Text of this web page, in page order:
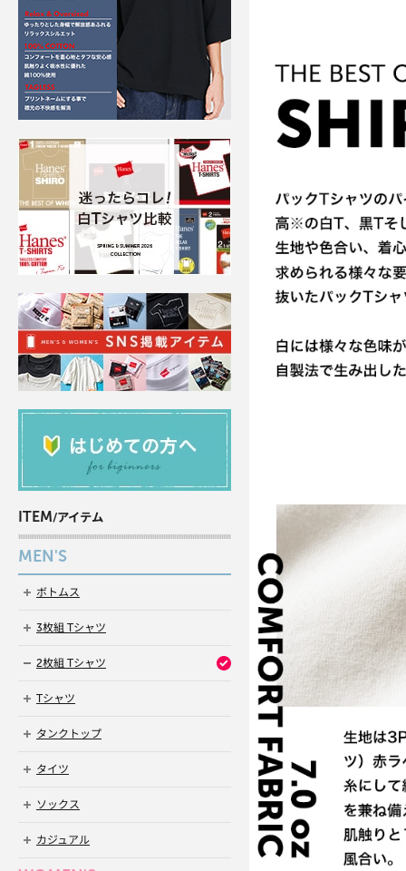
ITEM/アイテム
MEN'S
ボトムス
3枚組 Tシャツ
2枚組 Tシャツ
Tシャツ
タンクトップ
タイツ
ソックス
カジュアル